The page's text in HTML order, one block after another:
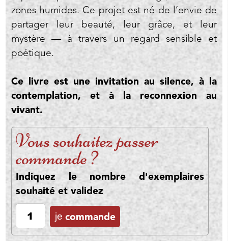
zones humides. Ce projet est né de l’envie de
partager leur beauté, leur grâce, et leur
mystère — à travers un regard sensible et
poétique.
Ce livre est une invitation au silence, à la
contemplation, et à la reconnexion au
vivant.
Vous souhaitez passer
commande ?
Indiquez le nombre d'exemplaires
souhaité et validez
je commande